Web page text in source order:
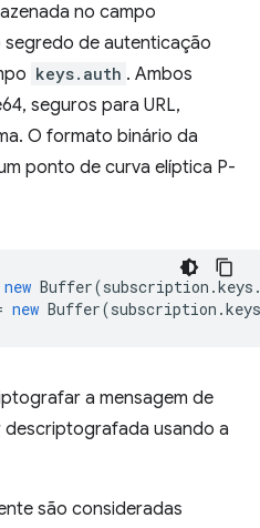
no campo
segredo de autenticação
keys.auth . Ambos
seguros para URL,
O formato binário da
ponto de curva elíptica P-
new Buffer(subscription .keys
new Buffer(subscription .keys
a mensagem de
descriptografada usando a
são consideradas